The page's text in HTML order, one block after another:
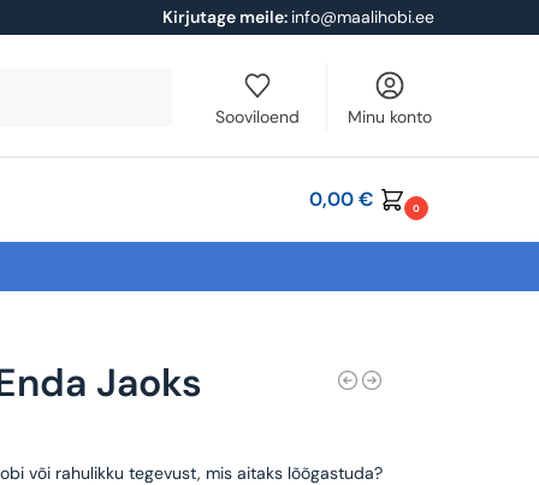
Kirjutage meile: info@maalihobi.ee
Sooviloend Minu konto
0,00€ 0
Jaoks
või rahulikku tegevust, mis aitaks lõõgastuda?